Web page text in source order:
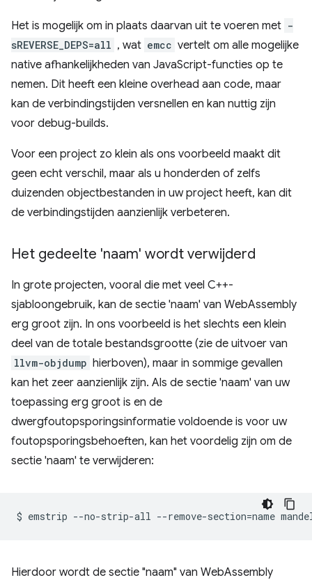
Het is mogelijk om in plaats daarvan uit te voeren met -
sREVERSE_DEPS=all , wat emcc vertelt om alle mogelijke
native afhankelijkheden van JavaScript-functies op te
nemen. Dit heeft een kleine overhead aan code, maar
kan de verbindingstijden versnellen en kan nuttig zijn
voor debug-builds.
Voor een project zo klein als ons voorbeeld maakt dit
geen echt verschil, maar als u honderden of zelfs
duizenden objectbestanden in uw project heeft, kan dit
de verbindingstijden aanzienlijk verbeteren.
Het gedeelte 'naam' wordt verwijderd
In grote projecten, vooral die met veel C++-
sjabloongebruik, kan de sectie 'naam' van WebAssembly
erg groot zijn. In ons voorbeeld is het slechts een klein
deel van de totale bestandsgrootte (zie de uitvoer van
llvm-objdump hierboven), maar in sommige gevallen
kan het zeer aanzienlijk zijn. Als de sectie 'naam' van uw
toepassing erg groot is en de
dwergfoutopsporingsinformatie voldoende is voor uw
foutopsporingsbehoeften, kan het voordelig zijn om de
sectie 'naam' te verwijderen:
$ emstrip --no-strip-all --remove-section=name
Hierdoor wordt de sectie "naam" van WebAssembly